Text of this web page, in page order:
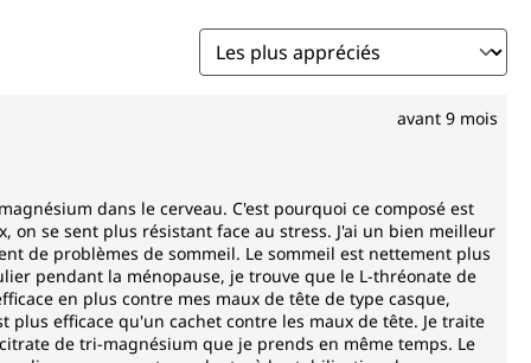
L-thréonate Unimedica contient 90 gélules – soit un mois
pure (HPMC), sans carraghénane ni PEG. Le
est, conformément à la législation, exempt
colorants, stabilisants, agents anti-agglomérants
sans OGM et 100 % végane.
avant 9 mois
dans le cerveau. C'est pourquoi ce composé est
se sent plus résistant face au stress. J'ai un bien meilleur
de problèmes de sommeil. Le sommeil est nettement plus
pendant la ménopause, je trouve que le L-thréonate de
en plus contre mes maux de tête de type casque,
efficace qu'un cachet contre les maux de tête. Je traite
de tri-magnésium que je prends en même temps. Le